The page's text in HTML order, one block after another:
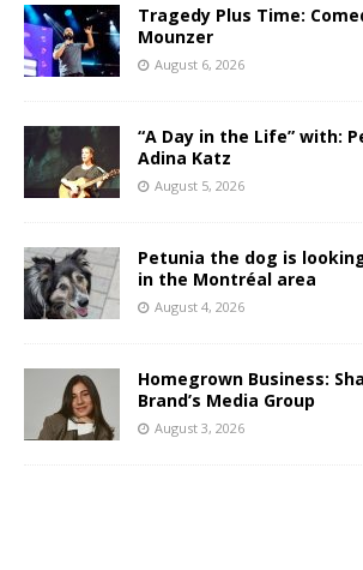
Tragedy Plus Time:
Mounzer
August 6, 2026
“A Day in the Life” with:
Adina Katz
August 5, 2026
Petunia the dog is
in the Montréal area
August 4, 2026
Homegrown Business:
Brand’s Media Group
August 3, 2026